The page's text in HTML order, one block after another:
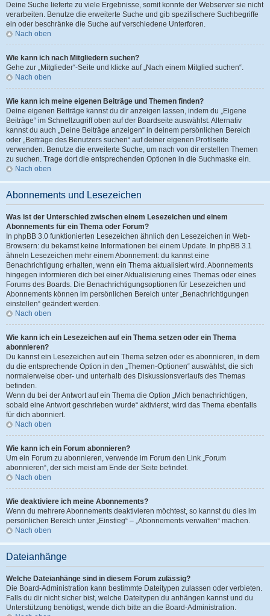
Deine Suche lieferte zu viele Ergebnisse, somit konnte der Webserver sie nicht
verarbeiten. Benutze die erweiterte Suche und gib spezifischere Suchbegriffe
ein oder beschränke die Suche auf verschiedene Unterforen.
Nach oben
Wie kann ich nach Mitgliedern suchen?
Gehe zur „Mitglieder“-Seite und klicke auf „Nach einem Mitglied suchen“.
Nach oben
Wie kann ich meine eigenen Beiträge und Themen finden?
Deine eigenen Beiträge kannst du dir anzeigen lassen, indem du „Eigene
Beiträge“ im Schnellzugriff oben auf der Boardseite auswählst. Alternativ
kannst du auch „Deine Beiträge anzeigen“ in deinem persönlichen Bereich
oder „Beiträge des Benutzers suchen“ auf deiner eigenen Profilseite
verwenden. Benutze die erweiterte Suche, um nach von dir erstellen Themen
zu suchen. Trage dort die entsprechenden Optionen in die Suchmaske ein.
Nach oben
Abonnements und Lesezeichen
Was ist der Unterschied zwischen einem Lesezeichen und einem
Abonnements für ein Thema oder Forum?
In phpBB 3.0 funktionierten Lesezeichen ähnlich den Lesezeichen in Web-
Browsern: du bekamst keine Informationen bei einem Update. In phpBB 3.1
ähneln Lesezeichen mehr einem Abonnement: du kannst eine
Benachrichtigung erhalten, wenn ein Thema aktualisiert wird. Abonnements
hingegen informieren dich bei einer Aktualisierung eines Themas oder eines
Forums des Boards. Die Benachrichtigungsoptionen für Lesezeichen und
Abonnements können im persönlichen Bereich unter „Benachrichtigungen
einstellen“ geändert werden.
Nach oben
Wie kann ich ein Lesezeichen auf ein Thema setzen oder ein Thema
abonnieren?
Du kannst ein Lesezeichen auf ein Thema setzen oder es abonnieren, in dem
du die entsprechende Option in den „Themen-Optionen“ auswählst, die sich
normalerweise ober- und unterhalb des Diskussionsverlaufs des Themas
befinden.
Wenn du bei der Antwort auf ein Thema die Option „Mich benachrichtigen,
sobald eine Antwort geschrieben wurde“ aktivierst, wird das Thema ebenfalls
für dich abonniert.
Nach oben
Wie kann ich ein Forum abonnieren?
Um ein Forum zu abonnieren, verwende im Forum den Link „Forum
abonnieren“, der sich meist am Ende der Seite befindet.
Nach oben
Wie deaktiviere ich meine Abonnements?
Wenn du mehrere Abonnements deaktivieren möchtest, so kannst du dies im
persönlichen Bereich unter „Einstieg“ – „Abonnements verwalten“ machen.
Nach oben
Dateianhänge
Welche Dateianhänge sind in diesem Forum zulässig?
Die Board-Administration kann bestimmte Dateitypen zulassen oder verbieten.
Falls du dir nicht sicher bist, welche Dateitypen du anhängen kannst und du
Unterstützung benötigst, wende dich bitte an die Board-Administration.